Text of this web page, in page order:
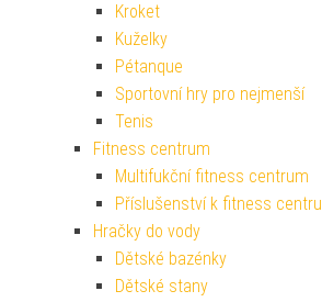
Kroket
Kuželky
Pétanque
Sportovní hry pro nejmenší
Tenis
Fitness centrum
Multifukční fitness centrum
Příslušenství k fitness centru
Hračky do vody
Dětské bazénky
Dětské stany